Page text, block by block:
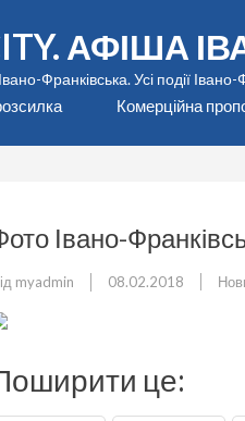
АФІША
Франківська. Усі події Івано-
Комерційна
Івано-
myadmin 08.02.2018
це: